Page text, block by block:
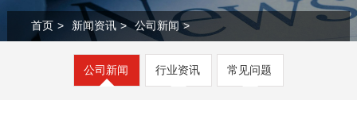
首页 > 新闻资讯 > 公司新闻 >
公司新闻 行业资讯 常见问题